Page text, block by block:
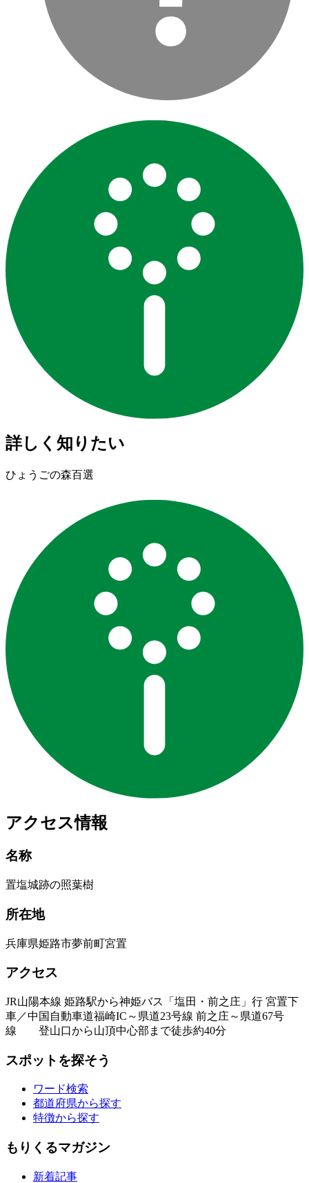
詳しく知りたい
ひょうごの森百選
アクセス情報
名称
置塩城跡の照葉樹
所在地
兵庫県姫路市夢前町宮置
アクセス
JR山陽本線 姫路駅から神姫バス「塩田・前之庄」行 宮置下
車／中国自動車道福崎IC～県道23号線 前之庄～県道67号
線 登山口から山頂中心部まで徒歩約40分
スポットを探そう
ワード検索
都道府県から探す
特徴から探す
もりくるマガジン
新着記事